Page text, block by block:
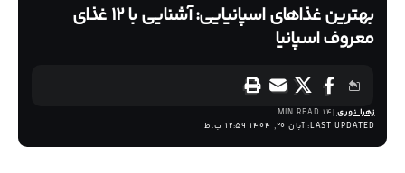
بهترین غذاهای اسپانیایی: آشنایی با 12 غذای
معروف اسپانیا
LAST UPDATED: آبان 20, 1404 12:59 ب.ظ
زهرا نوری 14 MIN READ